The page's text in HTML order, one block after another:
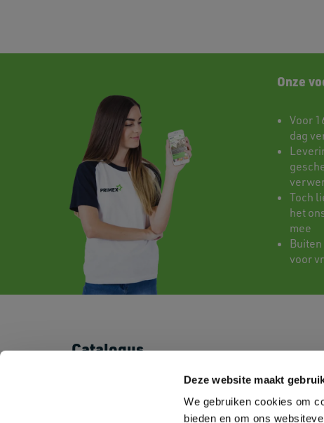
Deze website maakt
We gebruiken cookies om
bieden en om ons
Onze
Voor
dag
Toch
het
mee
voor
Catalogus
Shorts & Pants
Baby
Kids
Sportswear